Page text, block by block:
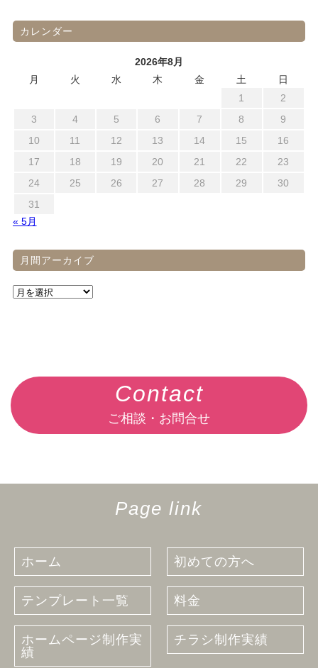
カレンダー
2026年8月
月
火 水 木 金 土
日
1
2
3
4 5 6 7 8
9
10
11 12 13 14 15
16
17
18 19 20 21 22
23
24
25 26 27 28 29
30
31
« 5月
月間アーカイブ
Contact
ご相談・お問合せ
Page link
ホーム 初めての方へ
テンプレート一覧 料金
ホームページ制作実
績
チラシ制作実績